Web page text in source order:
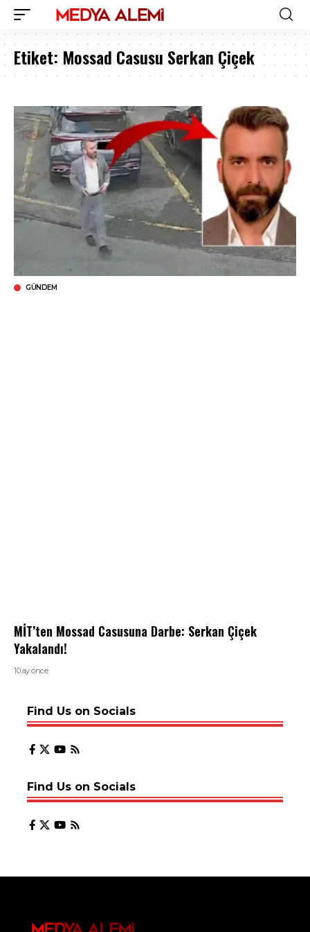
Etiket: Mossad Casusu Serkan Çiçek
GÜNDEM
MİT’ten Mossad Casusuna Darbe: Serkan Çiçek
Yakalandı!
10 ay önce
Find Us on Socials
Find Us on Socials